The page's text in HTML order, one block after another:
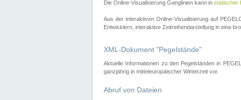
Die Online-Visualisierung Ganglinien kann in statischer
Aus der interaktiven Online-Visualisierung auf
Entwicklern, interaktive Zeitreihendarstellung in eine
XML-Dokument "Pegelstände"
Aktuelle Informationen zu den Pegelständen in
ganzjährig in mitteleuropäischer Winterzeit vor.
Abruf von Dateien